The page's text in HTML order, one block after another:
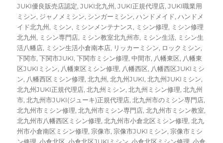
JUKI優良販売店認定,JUKI北九州 ,JUKI正規代理店,JUKI職業用
ミシン, ジャノメミシン, シンガーミシン,ハンドメイド,ハンドメ
イド北九州 , ミシン, ミシンメンテナンス, ミシン修理, ミシン修理
北九州 , ミシン専門店, ミシン教室北九州市, ミシン生活, ミシン生
活八幡店, ミシン生活小倉南本店, リッカーミシン, ロックミシン,
下関市,下関市JUKI,下関市ミシン修理,中間市, 八幡東区, 八幡東
区JUKIミシン, 八幡東区ミシン修理, 八幡西区, 八幡西区JUKIミシ
ン, 八幡西区ミシン修理,北九州 ,北九州JUKI,北九州JUKIミシン,
北九州JUKI正規代理店,北九州ミシン,北九州ミシン修理,北九州
市,北九州市JUKI(ジューキ)正規代理店,北九州市のミシン専門店,
北九州市ミシン修理,北九州市ミシン専門店,北九州市ミシン教室,
北九州市八幡西区ミシン修理,北九州市小倉北区ミシン修理,北九
州市小倉南区ミシン修理, 宗像市, 宗像市JUKIミシン, 宗像市ミシ
ン修理,小倉北区,小倉北区JUKIミシン,小倉北区ミシン修理,小倉